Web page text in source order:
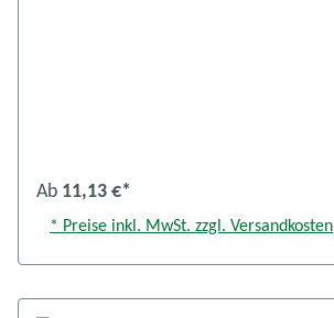
Ab 11,13 €*
* Preise inkl. MwSt. zzgl. Versandkosten